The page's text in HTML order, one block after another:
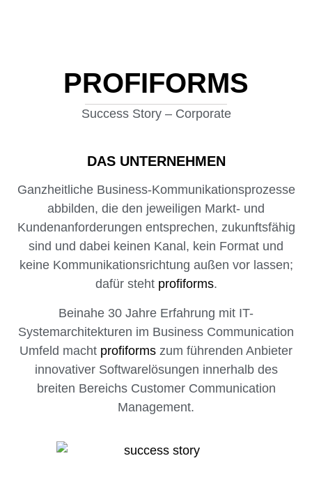
PROFIFORMS
Success Story – Corporate
DAS UNTERNEHMEN
Ganzheitliche Business-Kommunikationsprozesse
abbilden, die den jeweiligen Markt- und
Kundenanforderungen entsprechen, zukunftsfähig
sind und dabei keinen Kanal, kein Format und
keine Kommunikationsrichtung außen vor lassen;
dafür steht profiforms.
Beinahe 30 Jahre Erfahrung mit IT-
Systemarchitekturen im Business Communication
Umfeld macht profiforms zum führenden Anbieter
innovativer Softwarelösungen innerhalb des
breiten Bereichs Customer Communication
Management.